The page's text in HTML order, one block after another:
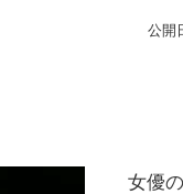
公開
女優の